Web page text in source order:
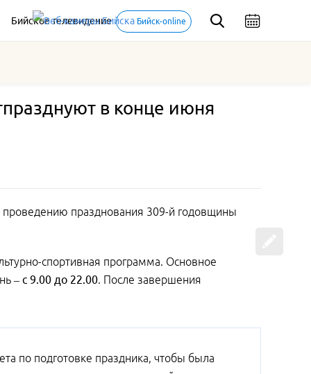
Бийское телевидение Бийск-online
в конце июня
проведению празднования 309-й годовщины
спортивная программа. Основное
– с 9.00 до 22.00. После завершения
по подготовке праздника, чтобы была